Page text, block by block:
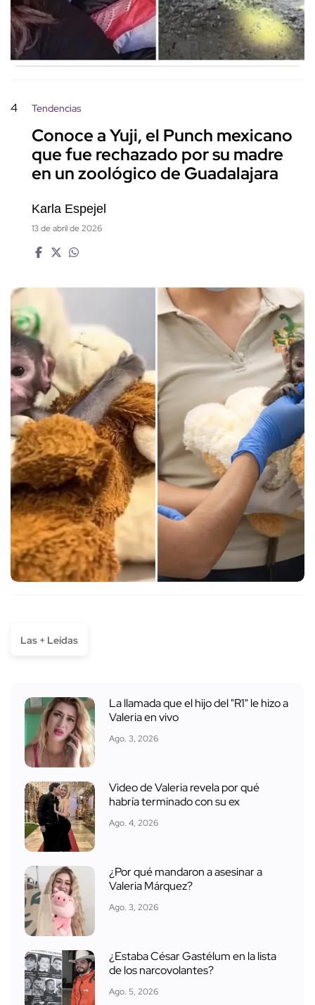
4 Tendencias
Conoce a Yuji, el Punch mexicano
que fue rechazado por su madre
en un zoológico de Guadalajara
Karla Espejel
13 de abril de 2026
Las + Leídas
La llamada que el hijo del "R1" le hizo a
Valeria en vivo
Ago. 3, 2026
Video de Valeria revela por qué
habría terminado con su ex
Ago. 4, 2026
¿Por qué mandaron a asesinar a
Valeria Márquez?
Ago. 3, 2026
¿Estaba César Gastélum en la lista
de los narcovolantes?
Ago. 5, 2026